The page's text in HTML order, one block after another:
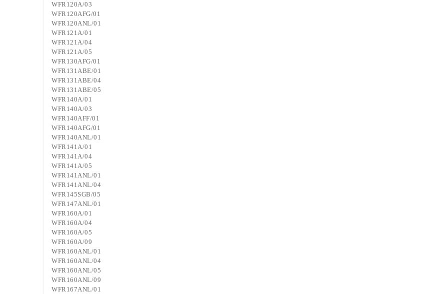
WFR120A/03
WFR120AFG/01
WFR120ANL/01
WFR121A/01
WFR121A/04
WFR121A/05
WFR130AFG/01
WFR131ABE/01
WFR131ABE/04
WFR131ABE/05
WFR140A/01
WFR140A/03
WFR140AFF/01
WFR140AFG/01
WFR140ANL/01
WFR141A/01
WFR141A/04
WFR141A/05
WFR141ANL/01
WFR141ANL/04
WFR145SGB/05
WFR147ANL/01
WFR160A/01
WFR160A/04
WFR160A/05
WFR160A/09
WFR160ANL/01
WFR160ANL/04
WFR160ANL/05
WFR160ANL/09
WFR167ANL/01